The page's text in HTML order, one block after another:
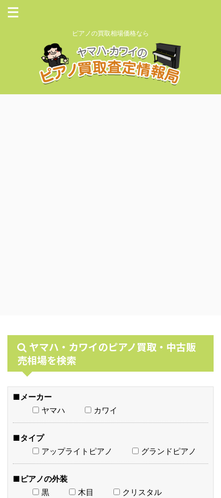
ピアノの買取相場価格なら
ヤマハ・カワイのピアノ買取・中古販
売相場を検索
■メーカー
ヤマハ
カワイ
■タイプ
アップライトピアノ
グランドピアノ
■ピアノの外装
黒
木目
クリスタル